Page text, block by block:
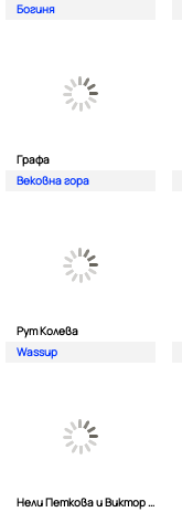
Богиня
Графа
Вековна гора
Рут Колева
Wassup
Нели Петкова и Виктор Калев